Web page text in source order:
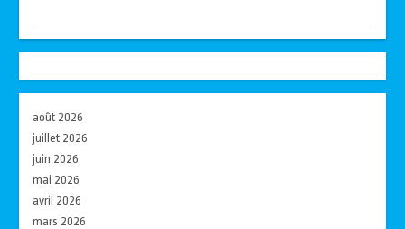
août 2026
juillet 2026
juin 2026
mai 2026
avril 2026
mars 2026